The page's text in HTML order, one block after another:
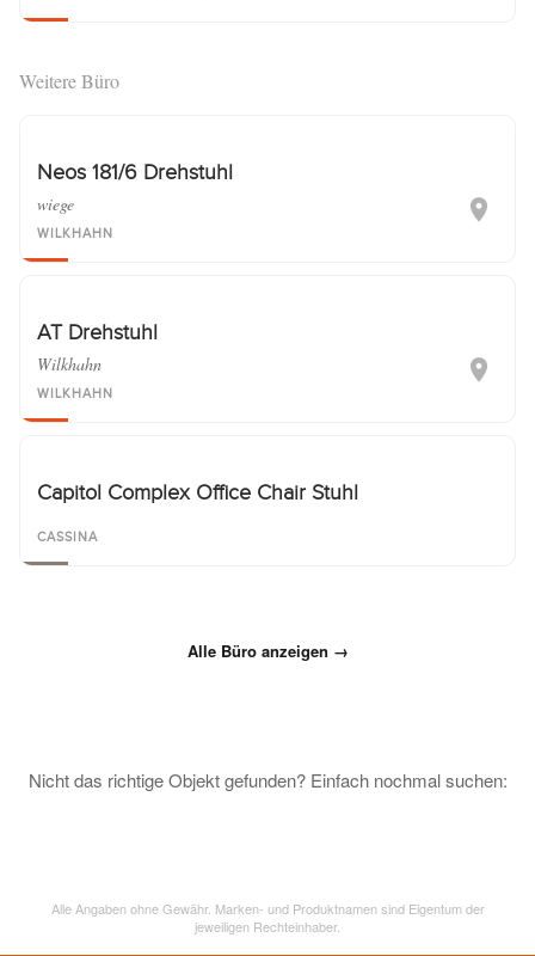
Weitere Büro
Neos 181/6 Drehstuhl
wiege
WILKHAHN
AT Drehstuhl
Wilkhahn
WILKHAHN
Capitol Complex Office Chair Stuhl
CASSINA
Alle Büro anzeigen →
Nicht das richtige Objekt gefunden? Einfach nochmal suchen:
Alle Angaben ohne Gewähr. Marken- und Produktnamen sind Eigentum der
jeweiligen Rechteinhaber.